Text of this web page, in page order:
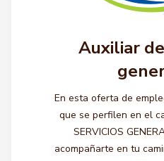
Auxiliar
En esta oferta de
que se perfilen en el
SERVICIOS
acompañarte en tu